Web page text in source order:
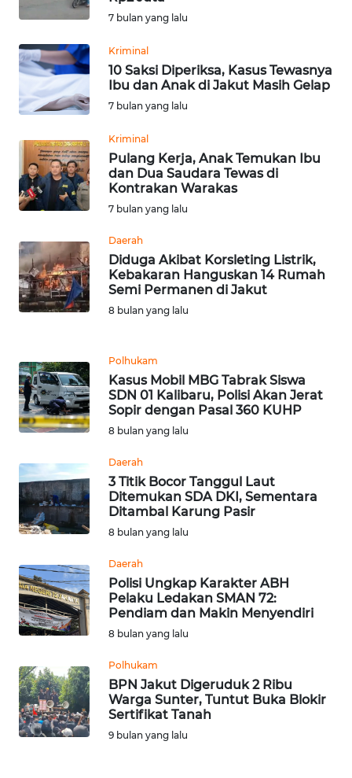
7 bulan yang lalu
Kriminal
10 Saksi Diperiksa, Kasus Tewasnya
Ibu dan Anak di Jakut Masih Gelap
7 bulan yang lalu
Kriminal
Pulang Kerja, Anak Temukan Ibu
dan Dua Saudara Tewas di
Kontrakan Warakas
7 bulan yang lalu
Daerah
Diduga Akibat Korsleting Listrik,
Kebakaran Hanguskan 14 Rumah
Semi Permanen di Jakut
8 bulan yang lalu
Polhukam
Kasus Mobil MBG Tabrak Siswa
SDN 01 Kalibaru, Polisi Akan Jerat
Sopir dengan Pasal 360 KUHP
8 bulan yang lalu
Daerah
3 Titik Bocor Tanggul Laut
Ditemukan SDA DKI, Sementara
Ditambal Karung Pasir
8 bulan yang lalu
Daerah
Polisi Ungkap Karakter ABH
Pelaku Ledakan SMAN 72:
Pendiam dan Makin Menyendiri
8 bulan yang lalu
Polhukam
BPN Jakut Digeruduk 2 Ribu
Warga Sunter, Tuntut Buka Blokir
Sertifikat Tanah
9 bulan yang lalu
KALTARA
WN
KALSEL
WN
KALTIM
WN
WN
GORONTALO
WN
MALUKU
MALUT
WN
DAIRI
WN
DANAU
TOBA
WN
WN
LANGKAT